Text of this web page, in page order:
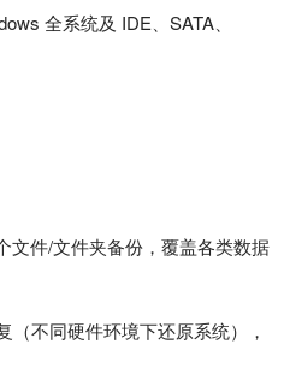
全系统及 IDE、SATA、
文件/文件夹备份，覆盖各类数据
（不同硬件环境下还原系统），